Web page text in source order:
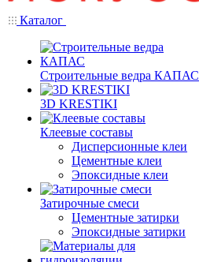
Каталог
Строительные ведра КАПАС
3D KRESTIKI
Клеевые составы
Дисперсионные клеи
Цементные клеи
Эпоксидные клеи
Затирочные смеси
Цементные затирки
Эпоксидные затирки